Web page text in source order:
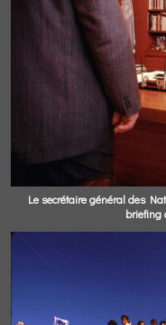
Le secrétaire général des
briefing